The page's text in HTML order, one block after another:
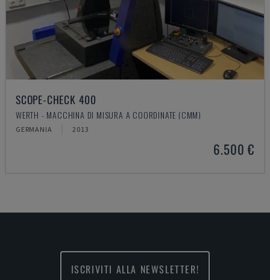
SCOPE-CHECK 400
WERTH - MACCHINA DI MISURA A COORDINATE (CMM)
GERMANIA 2013
6.500 €
ISCRIVITI ALLA NEWSLETTER!